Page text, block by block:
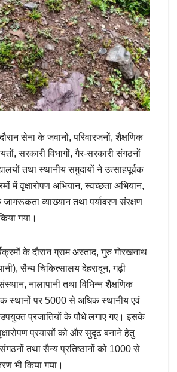
सेना के जवानों, परिवारजनों, शैक्षणिक
सरकारी विभागों, गैर-सरकारी संगठनों
तथा स्थानीय समुदायों ने उत्साहपूर्वक
में वृक्षारोपण अभियान, स्वच्छता अभियान,
व्याख्यान तथा पर्यावरण संरक्षण
गया।
के दौरान ग्राम अस्ताद, गुरु गोरखनाथ
सैन्य चिकित्सालय देहरादून, गढ़ी
नालापानी तथा विभिन्न शैक्षणिक
स्थानों पर 5000 से अधिक स्थानीय एवं
उपयुक्त प्रजातियों के पौधे लगाए गए। इसके
प्रयासों को और सुदृढ़ बनाने हेतु
संगठनों तथा सैन्य प्रतिष्ठानों को 1000 से
भी किया गया।